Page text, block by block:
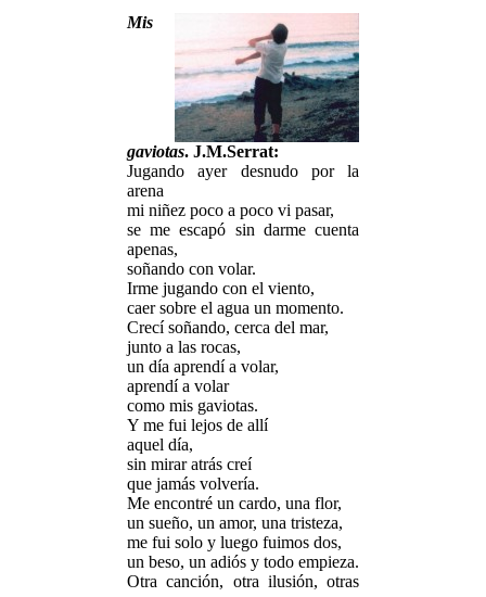
Mis
gaviotas. J.M.Serrat:
Jugando ayer desnudo por la
arena
mi niñez poco a poco vi pasar,
se me escapó sin darme cuenta
apenas,
soñando con volar.
Irme jugando con el viento,
caer sobre el agua un momento.
Crecí soñando, cerca del mar,
junto a las rocas,
un día aprendí a volar,
aprendí a volar
como mis gaviotas.
Y me fui lejos de allí
aquel día,
sin mirar atrás creí
que jamás volvería.
Me encontré un cardo, una flor,
un sueño, un amor, una tristeza,
me fui solo y luego fuimos dos,
un beso, un adiós y todo empieza.
Otra canción, otra ilusión, otras